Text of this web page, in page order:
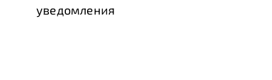
уведомления